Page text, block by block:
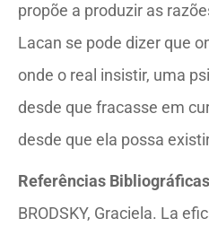
propõe a produzir as
Lacan se pode dizer que
onde o real insistir, uma
desde que fracasse em
desde que ela possa
Referências Bibliográficas
BRODSKY, Graciela. La